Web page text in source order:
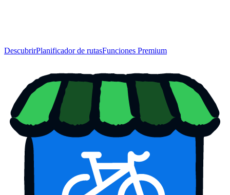
DescubrirPlanificador de rutasFunciones Premium